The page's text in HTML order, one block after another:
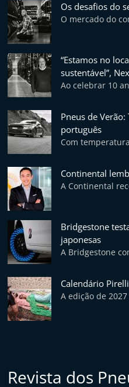
e
u
e
s
e
v
i
o
s
á
p
i
o
s
Os desafios do
O mercado do
“Estamos no
sustentável”,
Ao celebrar 10
Pneus de
português
Com
Continental
A Continental
Bridgestone
japonesas
A Bridgestone
Calendário
A edição de 2027
Revista dos